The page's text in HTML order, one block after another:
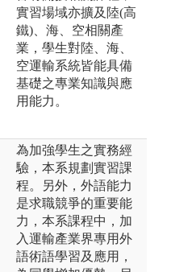
實習場域亦擴及陸(高
鐵)、海、空相關產
業，學生對陸、海、
空運輸系統皆能具備
基礎之專業知識與應
用能力。
為加強學生之實務經
驗，本系規劃實習課
程。另外，外語能力
是求職競爭的重要能
力，本系課程中，加
入運輸產業界專用外
語術語學習及應用，